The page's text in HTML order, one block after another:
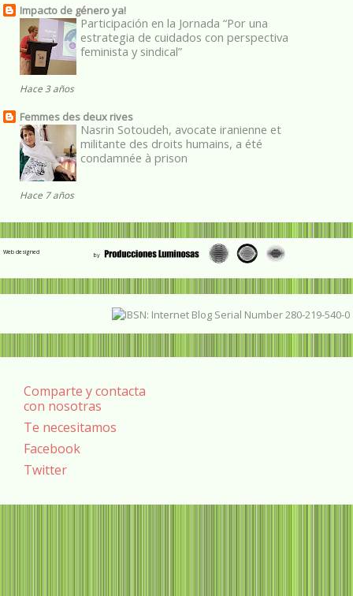
Impacto de género ya!
Participación en la Jornada “Por una
estrategia de cuidados con perspectiva
feminista y sindical”
Hace 3 años
Femmes des deux rives
Nasrin Sotoudeh, avocate iranienne et
militante des droits humains, a été
condamnée à prison
Hace 7 años
Web designed
Comparte y contacta
con nosotras
Te necesitamos
Facebook
Twitter